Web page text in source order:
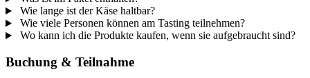
Wie lange ist der Käse haltbar?
Wie viele Personen können am Tasting teilnehmen?
Wo kann ich die Produkte kaufen, wenn sie aufgebraucht sind?
Buchung & Teilnahme